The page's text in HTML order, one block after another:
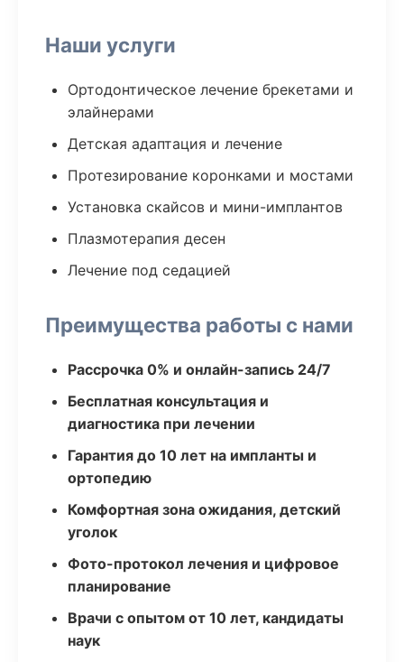
Наши услуги
Ортодонтическое лечение брекетами и
элайнерами
Детская адаптация и лечение
Протезирование коронками и мостами
Установка скайсов и мини-имплантов
Плазмотерапия десен
Лечение под седацией
Преимущества работы с нами
Рассрочка 0% и онлайн-запись 24/7
Бесплатная консультация и
диагностика при лечении
Гарантия до 10 лет на импланты и
ортопедию
Комфортная зона ожидания, детский
уголок
Фото-протокол лечения и цифровое
планирование
Врачи с опытом от 10 лет, кандидаты
наук